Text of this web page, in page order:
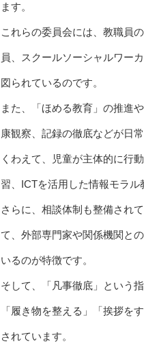
ます。
これらの委員会には、教職員
員、スクールソーシャルワー
図られているのです。
また、「ほめる教育」の推進
康観察、記録の徹底などが日
くわえて、児童が主体的に行
習、ICTを活用した情報モラル
さらに、相談体制も整備され
て、外部専門家や関係機関と
いるのが特徴です。
そして、「凡事徹底」という
「履き物を整える」「挨拶を
されています。